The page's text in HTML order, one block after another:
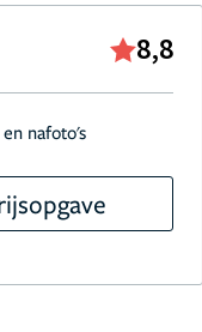
8,8
nafoto's